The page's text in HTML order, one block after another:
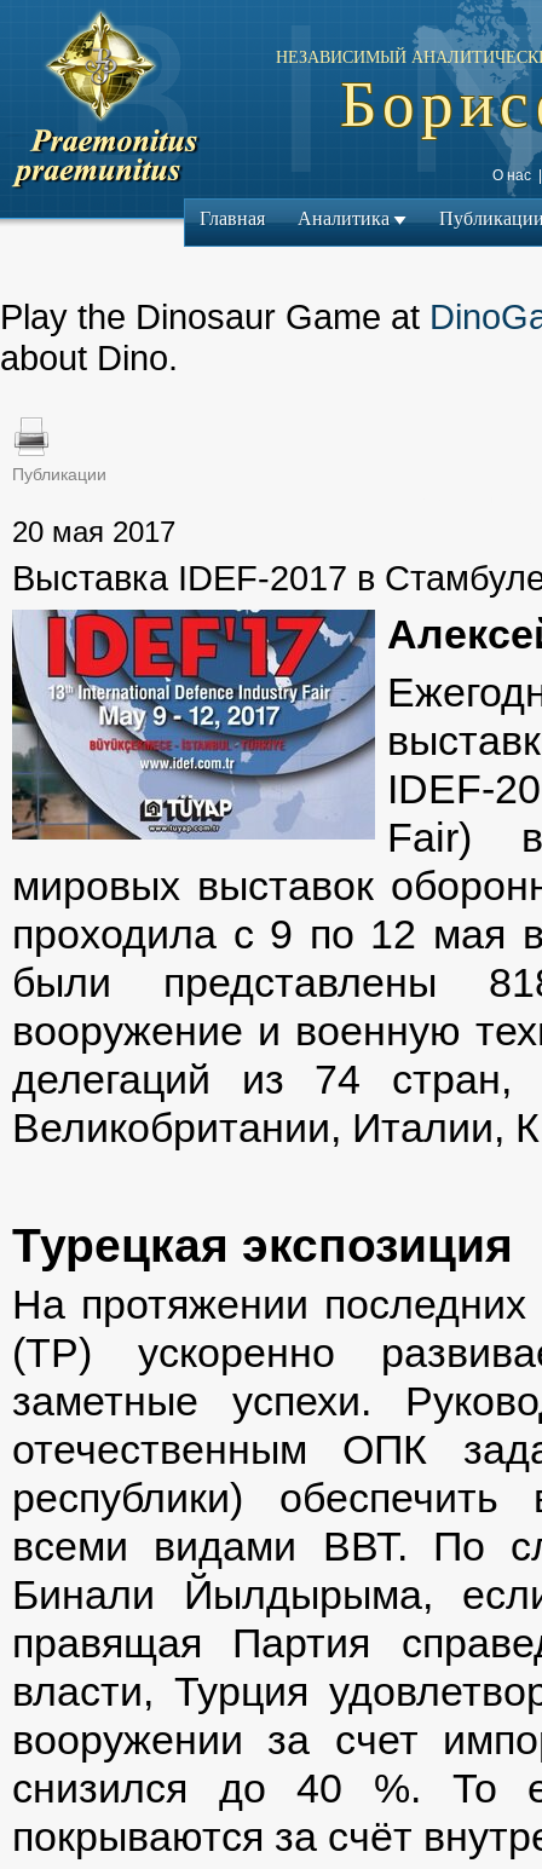
НЕЗАВИСИМЫЙ
О нас
Главная Аналитика
Play the Dinosaur Game at
about Dino.
Публикации
20 мая 2017
Выставка IDEF-2017 в
IDEF-
Fair)
мировых выставок
проходила с 9 по 12 мая
были представлены
вооружение и военную
делегаций из 74
Великобритании, Италии,
Турецкая экспозиция
На протяжении
(ТР) ускоренно
заметные успехи.
отечественным ОПК
республики)
всеми видами ВВТ. По
Бинали Йылдырыма,
правящая Партия
власти, Турция
вооружении за счет
снизился до 40 %. То
покрываются за счёт